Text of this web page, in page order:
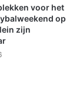
voor het
op
zijn